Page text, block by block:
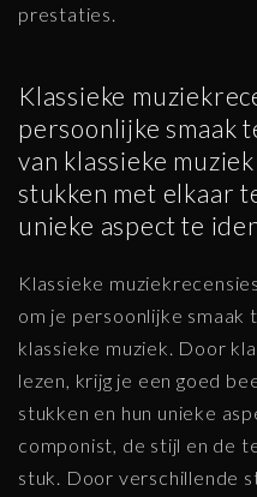
prestaties.
Klassieke
persoonlijke smaak
van klassieke
stukken met elkaar
unieke aspect te
Klassieke
om je persoonlijke smaak
klassieke muziek. Door
lezen, krijg je een goed
stukken en hun unieke
componist, de stijl en de
stuk. Door verschillende